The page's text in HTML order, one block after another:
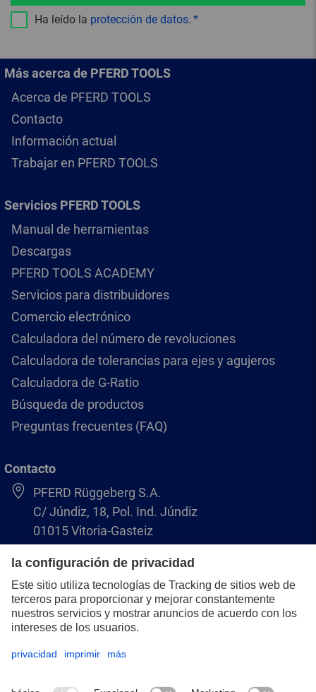
Ha leído la protección de datos.
Más acerca de PFERD TOOLS
Acerca de PFERD TOOLS
Contacto
Información actual
Trabajar en PFERD TOOLS
Servicios PFERD TOOLS
Manual de herramientas
Descargas
PFERD TOOLS ACADEMY
Servicios para distribuidores
Comercio electrónico
Calculadora del número de revoluciones
Calculadora de tolerancias para ejes y agujeros
Calculadora de G-Ratio
Búsqueda de productos
Preguntas frecuentes (FAQ)
Contacto
PFERD Rüggeberg S.A.
C/ Júndiz, 18, Pol. Ind. Júndiz
01015 Vitoria-Gasteiz
+34 945 184 400
pferd-es@pferd.com
Aviso legal